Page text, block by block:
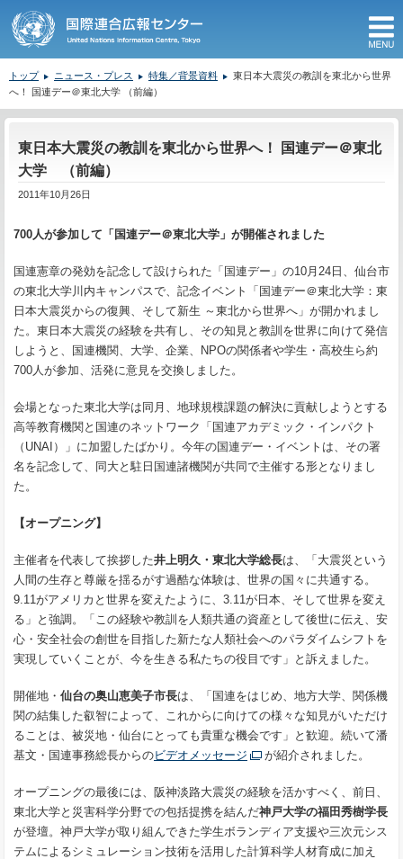
トップ ニュース・プレス 特集／背景資料
東日本大震災の教訓を東北から世界
へ！ 国連デー＠東北大学 （前編）
東日本大震災の教訓を東北から世界へ！ 国連デー＠東北
大学 （前編）
2011年10月26日
700人が参加して「国連デー＠東北大学」が開催されました
国連憲章の発効を記念して設けられた「国連デー」の10月24日、仙台市
の東北大学川内キャンパスで、記念イベント「国連デー＠東北大学：東
日本大震災からの復興、そして新生 ～東北から世界へ」が開かれまし
た。東日本大震災の経験を共有し、その知見と教訓を世界に向けて発信
しようと、国連機関、大学、企業、NPOの関係者や学生・高校生ら約
700人が参加、活発に意見を交換しました。
会場となった東北大学は同月、地球規模課題の解決に貢献しようとする
高等教育機関と国連のネットワーク「国連アカデミック・インパクト
（UNAI）」に加盟したばかり。今年の国連デー・イベントは、その署
名を記念して、同大と駐日国連諸機関が共同で主催する形となりまし
た。
【オープニング】
主催者を代表して挨拶した井上明久・東北大学総長は、「大震災という
人間の生存と尊厳を揺るがす過酷な体験は、世界の国々に共通する。
9.11がアメリカと世界を変えたように、3.11が日本、そして世界を変え
る」と強調。「この経験や教訓を人類共通の資産として後世に伝え、安
心・安全社会の創世を目指した新たな人類社会へのパラダイムシフトを
実現していくことが、今を生きる私たちの役目です」と訴えました。
開催地・ 仙台の奥山恵美子市長は、「国連をはじめ、地方大学、関係機
関の結集した叡智によって、これからに向けての様々な知見がいただけ
ることは、被災地・仙台にとっても貴重な機会です」と歓迎。続いて潘
基文・国連事務総長からのビデオメッセージ が紹介されました。
オープニングの最後には、阪神淡路大震災の経験を活かすべく、前日、
東北大学と災害科学分野での包括提携を結んだ神戸大学の福田秀樹学長
が登壇。神戸大学が取り組んできた学生ボランディア支援や三次元シス
テムによるシミュレーション技術を活用した計算科学人材育成に加え